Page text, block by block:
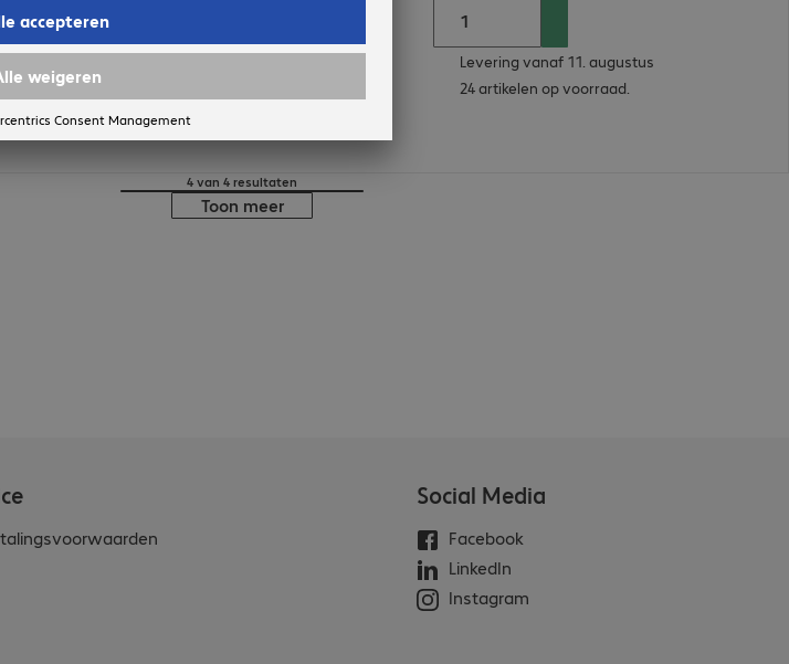
:Cat 6a
:1,5 m
F/FTP
Levering vanaf 11. augustus
24 artikelen op voorraad.
4 van 4 resultaten
Toon meer
Social Media
Facebook
LinkedIn
Instagram